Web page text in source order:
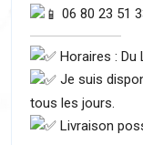
06 80 23 51
Horaires : Du
Je suis
tous les jours.
Livraison